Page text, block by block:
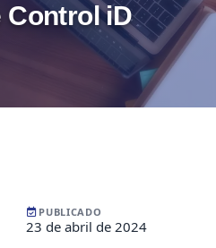
Control iD
PUBLICADO
23 de abril de 2024